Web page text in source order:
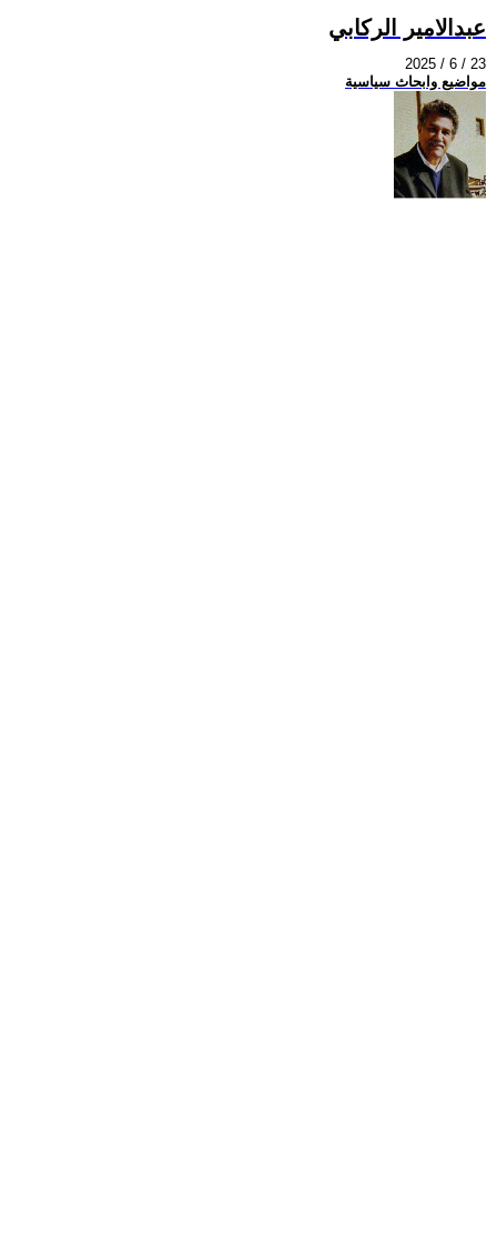
عبدالامير الركابي
2025 / 6 / 23
مواضيع وابحاث سياسية